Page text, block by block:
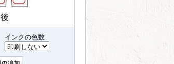
後
インクの色数